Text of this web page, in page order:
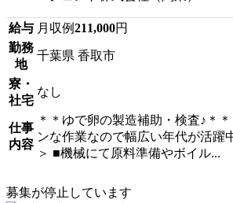
給与 月収例211,000円
勤務
地
千葉県 香取市
寮・
社宅
なし
仕事
内容
＊＊ゆで卵の製造補助・検査♪＊
ンな作業なので幅広い年代が活
＞ ■機械にて原料準備やボイル...
募集が停止しています